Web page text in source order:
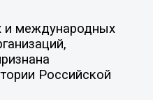
и международных
Российской